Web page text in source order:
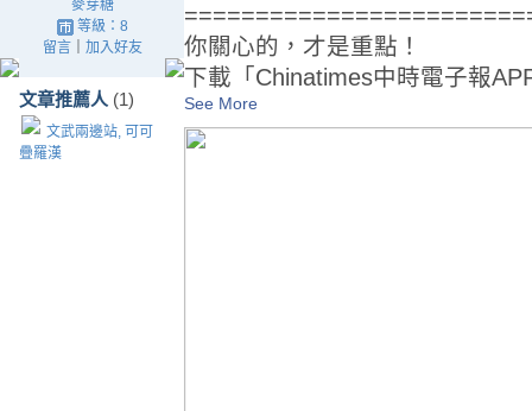
麥芽糖
等級：8
留言｜ 加入好友
文章推薦人 (1)
文武兩邊站, 可可
疊羅漢
你關心的，才是重點！
下載「Chinatimes中時電子報
See More